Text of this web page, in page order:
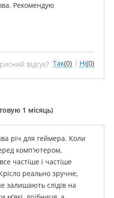
Рекомендую
відгук? Так(0) Ні(0)
1 місяць)
річ для геймера. Коли
комп'ютером,
частіше і частіше
реально зручне,
залишають слідів на